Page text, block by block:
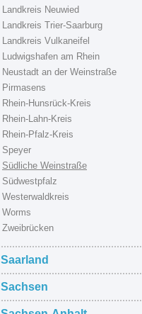
Landkreis Neuwied
Landkreis Trier-Saarburg
Landkreis Vulkaneifel
Ludwigshafen am Rhein
Neustadt an der Weinstraße
Pirmasens
Rhein-Hunsrück-Kreis
Rhein-Lahn-Kreis
Rhein-Pfalz-Kreis
Speyer
Südliche Weinstraße
Südwestpfalz
Westerwaldkreis
Worms
Zweibrücken
Saarland
Sachsen